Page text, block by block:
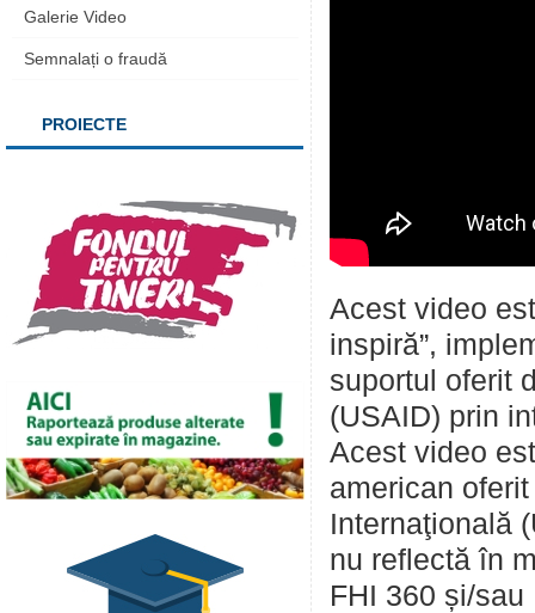
Galerie Video
Semnalați o fraudă
PROIECTE
Acest video
inspiră”,
suportul oferit
(USAID) prin
Acest video
american
Internaţională
nu reflectă în
FHI 360 și/